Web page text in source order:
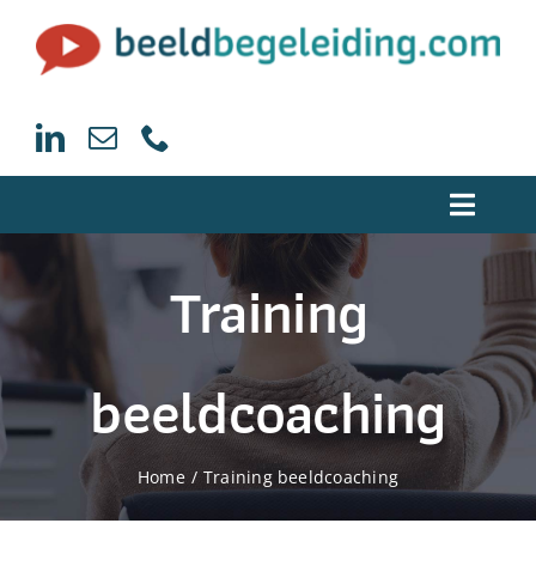
naar
inhoud
Toggle
Trainingen beeldcoaching
Begeleiding Beeldcoaching
Training
beeldcoaching
Home Training beeldcoaching